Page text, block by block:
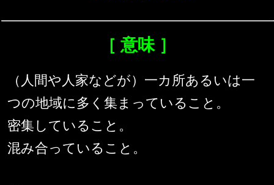
［ 意味 ］
（人間や人家などが）一カ所あるいは一
つの地域に多く集まっていること。
密集していること。
混み合っていること。